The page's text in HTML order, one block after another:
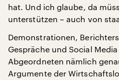
hat. Und ich glaube, da
unterstützen – auch von
Demonstrationen,
Gespräche und Social
Abgeordneten nämlich
Argumente der